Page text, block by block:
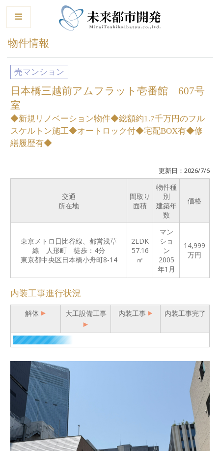
物件情報
売マンション
日本橋三越前アムフラット壱番館 607号
室
◆新規リノベーション物件◆総額約1.7千万円のフル
スケルトン施工◆オートロック付◆宅配BOX有◆修
繕履歴有◆
更新日：2026/7/6
交通
所在地
間取り
面積
物件種
別
建築年
数
価格
東京メトロ日比谷線、都営浅草
線 人形町 徒歩：4分
東京都中央区日本橋小舟町8-14
2LDK
57.16
㎡
マン
ショ
ン
2005
年1月
14,999
万円
内装工事進行状況
解体 大工設備工事 内装工事 内装工事完了